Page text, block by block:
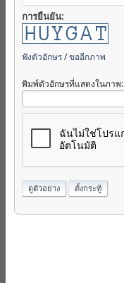
การยืนยัน:
ฟังตัวอักษร/ขออีกภาพ
พิมพ์ตัวอักษรที่แสดงในภาพ: